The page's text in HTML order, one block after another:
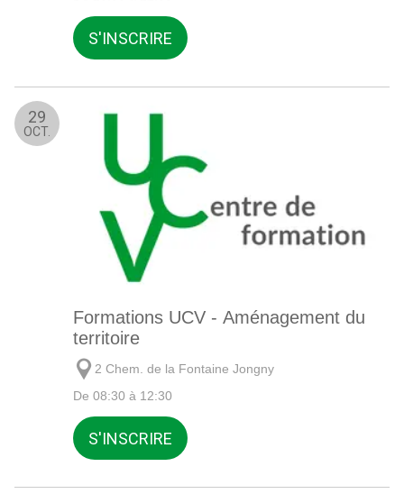
S'INSCRIRE
29
OCT.
Formations UCV - Aménagement du
territoire
2 Chem. de la Fontaine Jongny
De 08:30 à 12:30
S'INSCRIRE